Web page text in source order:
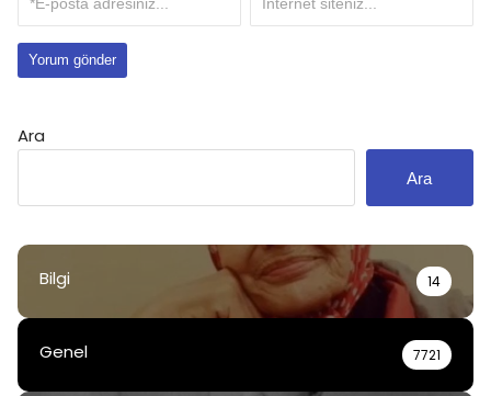
Ara
Ara
Bilgi 14
Genel 7721